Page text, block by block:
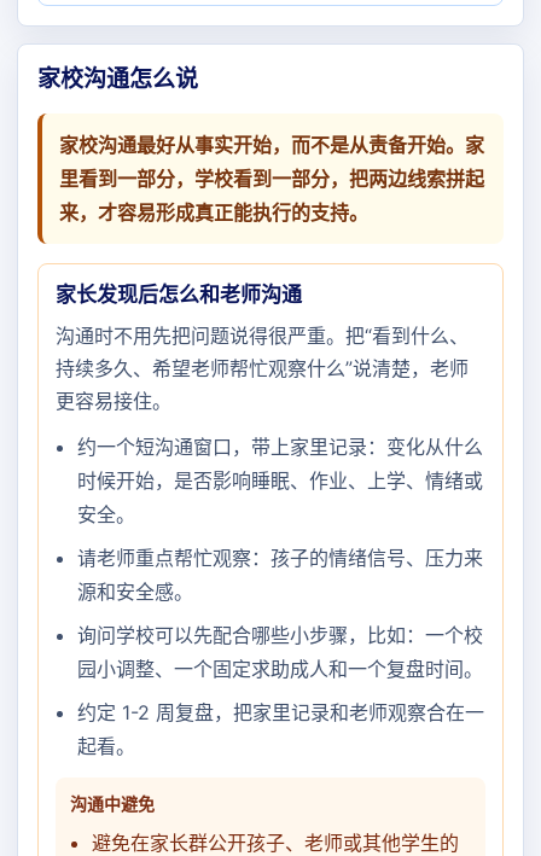
家校沟通怎么说
家校沟通最好从事实开始，而不是从责备开始。家
里看到一部分，学校看到一部分，把两边线索拼起
来，才容易形成真正能执行的支持。
家长发现后怎么和老师沟通
沟通时不用先把问题说得很严重。把“看到什么、
持续多久、希望老师帮忙观察什么”说清楚，老师
更容易接住。
约一个短沟通窗口，带上家里记录：变化从什么
时候开始，是否影响睡眠、作业、上学、情绪或
安全。
请老师重点帮忙观察：孩子的情绪信号、压力来
源和安全感。
询问学校可以先配合哪些小步骤，比如：一个校
园小调整、一个固定求助成人和一个复盘时间。
约定 1-2 周复盘，把家里记录和老师观察合在一
起看。
沟通中避免
避免在家长群公开孩子、老师或其他学生的